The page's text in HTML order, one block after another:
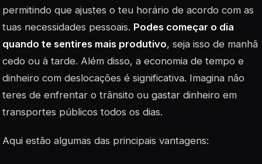
permitindo que ajustes o teu horário de acordo com as
tuas necessidades pessoais. Podes começar o dia
quando te sentires mais produtivo, seja isso de manhã
cedo ou à tarde. Além disso, a economia de tempo e
dinheiro com deslocações é significativa. Imagina não
teres de enfrentar o trânsito ou gastar dinheiro em
transportes públicos todos os dias.
Aqui estão algumas das principais vantagens: